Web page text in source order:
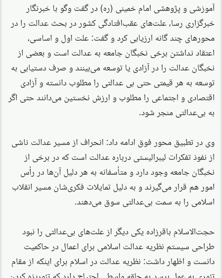
آموزشی و پژوهشی امام خمینی (ره) در گفت وگو با خبرنگار
خبرگزاری رسا، علت‌های عقب‌افتادگی کشور در بحث عدالت را در
محورهای چند گانه ارزیابی کرد و گفت: علت اول و اساسی،
اعتقاد نداشتن برخی نخبگان جامعه به عدالت است و بعضی از
نخبگان عدالت را در آزادی یا توسعه می‌بینند و صرف دستیابی به
توسعه به هر قیمتی حتی بی عدالتی را مطلوب دانسته و آزادی
اقتصادی و اجتماعی را مطلوب و ارزش نخستین می‌دانند حتی اگر
به بی‌عدالتی منجر شود.
وی در تطبیق محور فوق ادامه داد: انحراف از مسیر عدالت ناشی
از نفوذ تفکرات لیبرالیستی درباره عدالت است که در برخی از
نخبگان جامعه وجود دارد و متأسفانه به هر دلیل آن‌ها در رأس
امور هم قرار می‌گیرند و به دلیل تمایلات فکری‌شان مسیر انقلاب
اسلامی را به سمت بی‌عدالتی سوق می‌دهند.
حجت‌الاسلام باقرزاده یکی دیگر از علت‌های بی‌عدالتی را نبود
طراحی سیستم نظریه عدالت اسلامی برای اعمال در حاکمیت
دانست و اظهار داشت: نظریه عدالت در اسلام برای اینکه از مقام
تئوری به عمل برسد به حلقه واسطی احتیاج دارد که تئوریزه کردن